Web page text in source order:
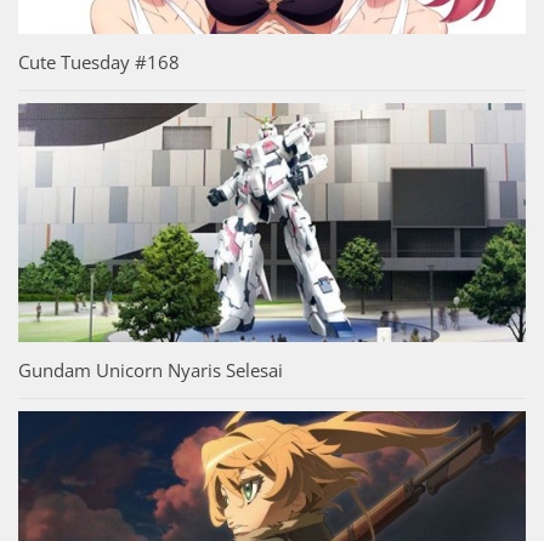
Cute Tuesday #168
Gundam Unicorn Nyaris Selesai